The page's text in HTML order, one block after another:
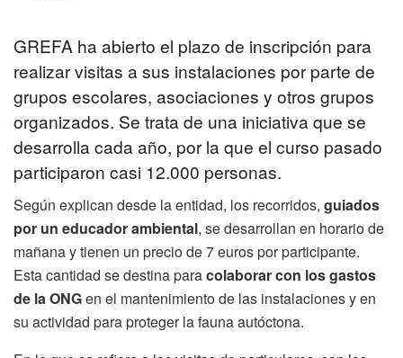
GREFA ha abierto el plazo de inscripción para
realizar visitas a sus instalaciones por parte de
grupos escolares, asociaciones y otros grupos
organizados. Se trata de una iniciativa que se
desarrolla cada año, por la que el curso pasado
participaron casi 12.000 personas.
Según explican desde la entidad, los recorridos, guiados
por un educador ambiental, se desarrollan en horario de
mañana y tienen un precio de 7 euros por participante.
Esta cantidad se destina paracolaborar con los gastos
de la ONGen el mantenimiento de las instalaciones y en
su actividad para proteger la fauna autóctona.